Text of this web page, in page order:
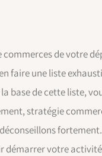
de votre
faire une liste
base de cette liste,
stratégie
démarrer votre